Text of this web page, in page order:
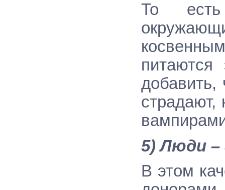
То
страдают,
5) Люди –
В этом